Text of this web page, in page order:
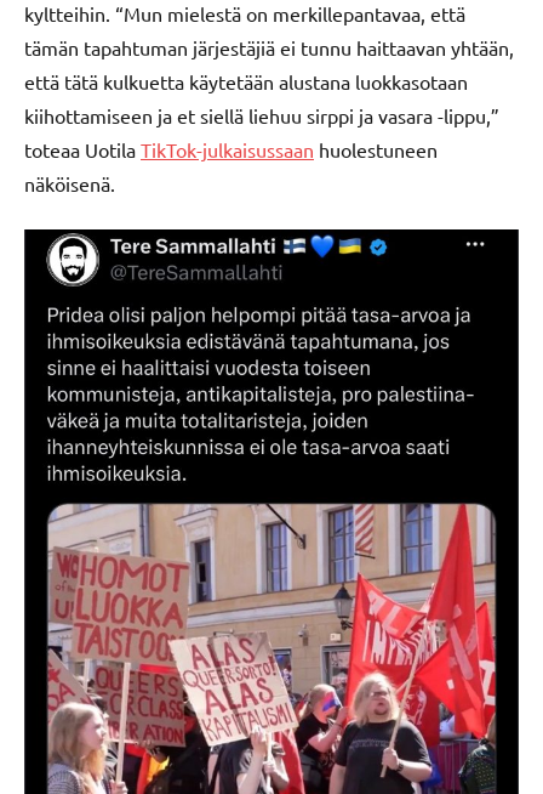
kyltteihin. “Mun mielestä on merkillepantavaa, että
tämän tapahtuman järjestäjiä ei tunnu haittaavan yhtään,
että tätä kulkuetta käytetään alustana luokkasotaan
kiihottamiseen ja et siellä liehuu sirppi ja vasara -lippu,”
toteaa Uotila TikTok-julkaisussaan huolestuneen
näköisenä.